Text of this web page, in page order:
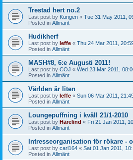
Trestad hert no.2
Last post by Kungen « Tue 31 May 2011,
Posted in Allmänt
Hudikherf
Last post by leffe « Thu 24 Mar 2011,
Posted in Allmänt
MASH#8, 6:e Augusti 2011!
Last post by COJ « Wed 23 Mar 2011,
Posted in Allmänt
Världen är liten
Last post by leffe « Sun 06 Mar 2011,
Posted in Allmänt
Loungepuffning i kväll 21/1-2010
Last post by Härelind « Fri 21 Jan 2011,
Posted in Allmänt
Intresseorganisation för rökare -
Last post by carl164 « Sat 01 Jan 2011,
Posted in Allmänt